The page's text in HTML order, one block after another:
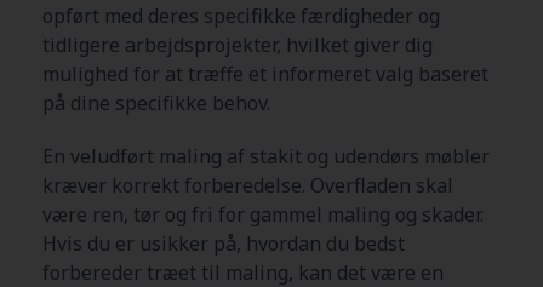
opført med deres specifikke færdigheder og
tidligere arbejdsprojekter, hvilket giver dig
mulighed for at træffe et informeret valg baseret
på dine specifikke behov.
En veludført maling af stakit og udendørs møbler
kræver korrekt forberedelse. Overfladen skal
være ren, tør og fri for gammel maling og skader.
Hvis du er usikker på, hvordan du bedst
forbereder træet til maling, kan det være en